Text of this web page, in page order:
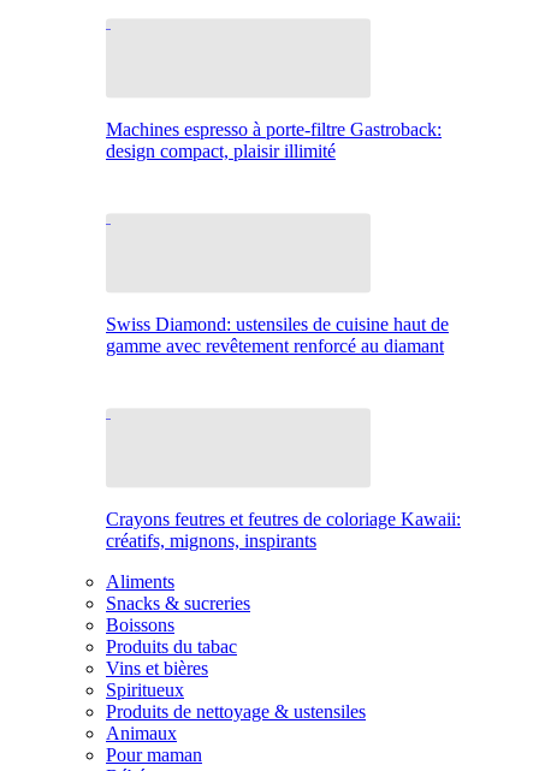
Machines espresso à porte-filtre Gastroback:
design compact, plaisir illimité
Swiss Diamond: ustensiles de cuisine haut de
gamme avec revêtement renforcé au diamant
Crayons feutres et feutres de coloriage Kawaii:
créatifs, mignons, inspirants
Aliments
Snacks & sucreries
Boissons
Produits du tabac
Vins et bières
Spiritueux
Produits de nettoyage & ustensiles
Animaux
Pour maman